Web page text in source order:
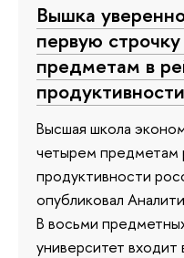
Вышка
первую
предметам в
Высшая школа
четырем предметам
продуктивности
опубликовал
В восьми
университет входит